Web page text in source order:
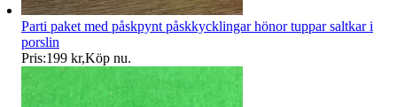
Parti paket med påskpynt påskkycklingar hönor tuppar saltkar i
porslin
Pris:199 kr,Köp nu.